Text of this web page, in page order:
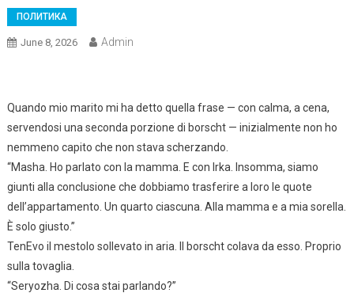
ПОЛИТИКА
June 8, 2026 Admin
Quando mio marito mi ha detto quella frase — con calma, a cena,
servendosi una seconda porzione di borscht — inizialmente non ho
nemmeno capito che non stava scherzando.
“Masha. Ho parlato con la mamma. E con Irka. Insomma, siamo
giunti alla conclusione che dobbiamo trasferire a loro le quote
dell’appartamento. Un quarto ciascuna. Alla mamma e a mia sorella.
È solo giusto.”
TenEvo il mestolo sollevato in aria. Il borscht colava da esso. Proprio
sulla tovaglia.
“Seryozha. Di cosa stai parlando?”